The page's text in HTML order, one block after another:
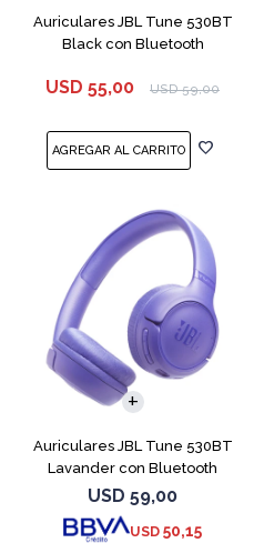
Auriculares JBL Tune 530BT
Black con Bluetooth
USD 55,00 USD 59,00
Auriculares JBL Tune 530BT
Lavander con Bluetooth
USD 59,00
USD 50,15